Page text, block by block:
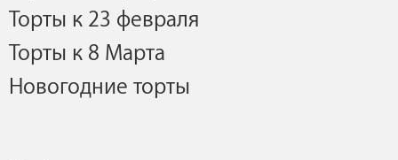
Торты к 23 февраля
Торты к 8 Марта
Новогодние торты